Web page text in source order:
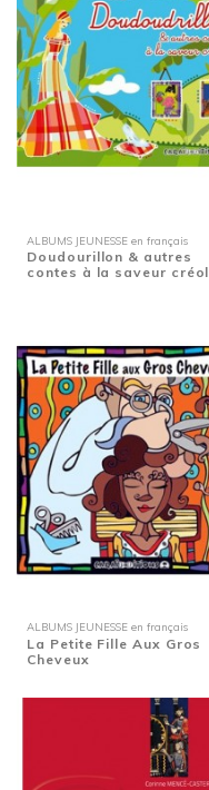
ALBUMS JEUNESSE en français
Doudourillon & autres
contes à la saveur
ALBUMS JEUNESSE en français
La Petite Fille Aux Gros
Cheveux